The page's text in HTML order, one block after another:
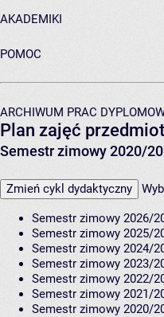
AKADEMIKI
POMOC
ARCHIWUM PRAC
Plan zajęć
Semestr zimowy 2020/
Zmień cykl dydaktyczny
Semestr zimowy 2026/
Semestr zimowy 2025/
Semestr zimowy 2024/
Semestr zimowy 2023/
Semestr zimowy 2022/
Semestr zimowy 2021/
Semestr zimowy 2020/